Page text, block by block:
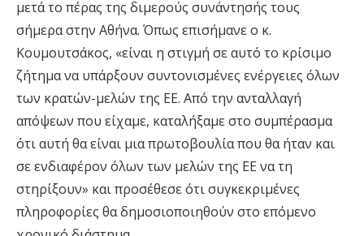
μετά το πέρας της διμερούς συνάντησής τους
σήμερα στην Αθήνα. Όπως επισήμανε ο κ.
Κουμουτσάκος, «είναι η στιγμή σε αυτό το κρίσιμο
ζήτημα να υπάρξουν συντονισμένες ενέργειες όλων
των κρατών-μελών της ΕΕ. Από την ανταλλαγή
απόψεων που είχαμε, καταλήξαμε στο συμπέρασμα
ότι αυτή θα είναι μια πρωτοβουλία που θα ήταν και
σε ενδιαφέρον όλων των μελών της ΕΕ να τη
στηρίξουν» και προσέθεσε ότι συγκεκριμένες
πληροφορίες θα δημοσιοποιηθούν στο επόμενο